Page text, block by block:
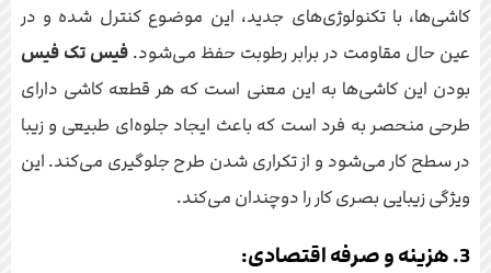
کاشی‌ها، با تکنولوژی‌های جدید، این موضوع کنترل شده و در
عین حال مقاومت در برابر رطوبت حفظ می‌شود.فیس تک فیس
بودن این کاشی‌ها به این معنی است که هر قطعه کاشی دارای
طرحی منحصر به فرد است که باعث ایجاد جلوه‌ای طبیعی و زیبا
در سطح کار می‌شود و از تکراری شدن طرح جلوگیری می‌کند. این
ویژگی زیبایی بصری کار را دوچندان می‌کند.
3. هزینه و صرفه اقتصادی: